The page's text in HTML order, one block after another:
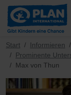
Start Informieren
Prominente
Max von Thun